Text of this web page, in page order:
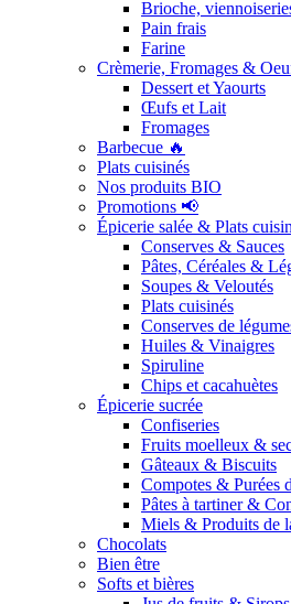
Brioche,
Pain frais
Farine
Crèmerie, Fromages &
Dessert et Yaourts
Œufs et Lait
Fromages
Barbecue 🔥
Plats cuisinés
Nos produits BIO
Promotions 📢
Épicerie salée & Plats
Conserves & Sauces
Pâtes, Céréales &
Soupes & Veloutés
Plats cuisinés
Conserves de
Huiles & Vinaigres
Spiruline
Chips et cacahuètes
Épicerie sucrée
Confiseries
Fruits moelleux &
Gâteaux & Biscuits
Compotes & Purées
Pâtes à tartiner &
Miels & Produits de
Chocolats
Bien être
Softs et bières